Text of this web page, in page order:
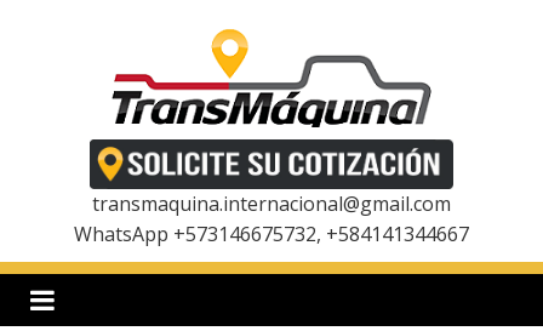
a
transmaquina.internacional@gmail.com
WhatsApp +573146675732, +584141344667